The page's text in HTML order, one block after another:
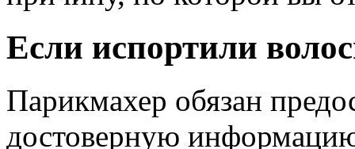
Если испортили
Парикмахер обязан
достоверную